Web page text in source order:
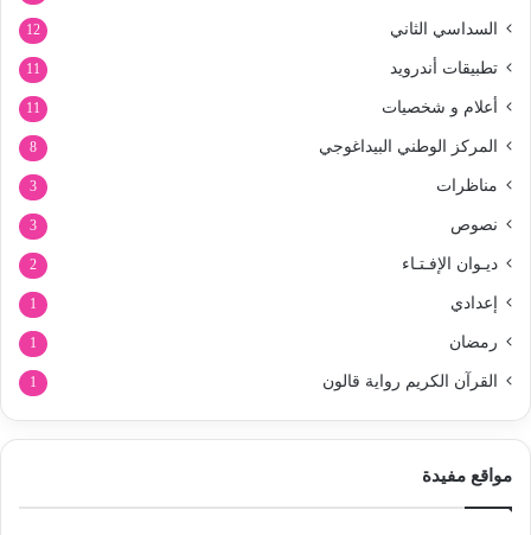
السداسي الثاني 12
تطبيقات أندرويد 11
أعلام و شخصيات 11
المركز الوطني البيداغوجي 8
مناظرات 3
نصوص 3
ديـوان الإفـتـاء 2
إعدادي 1
رمضان 1
القرآن الكريم رواية قالون 1
مواقع مفيدة